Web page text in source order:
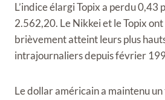
L’indice élargi Topix a perdu 0,43
2.562,20. Le Nikkei et le Topix
brièvement atteint leurs plus
intrajournaliers depuis février
Le dollar américain a maintenu